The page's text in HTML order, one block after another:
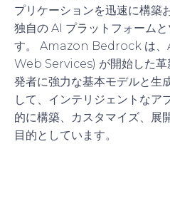
プリケーションを迅速に構築
独自の AI プラットフォーム
す。 Amazon Bedrock は
Web Services) が開始した革
発者に強力な基本モデルと生
して、インテリジェントなア
的に構築、カスタマイズ、展
目的としています。